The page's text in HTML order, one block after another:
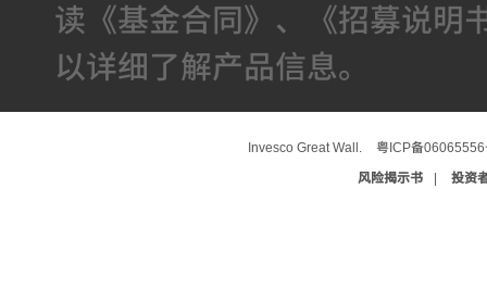
读《基金合同》、《招募说明
以详细了解产品信息。
Invesco Great Wall.
粤ICP备
风险揭示书
投资